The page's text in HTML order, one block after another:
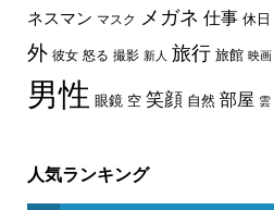
ネスマン マスク メガネ 仕事 休日
外 彼女 怒る 撮影 新人 旅行 旅館 映画
男性 眼鏡 空 笑顔 自然 部屋 雲
人気ランキング